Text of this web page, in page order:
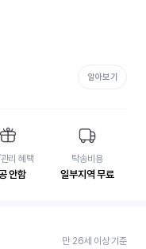
알아보기
리 혜택
안함
탁송비용
일부지역 무료
만 26세 이상 기준